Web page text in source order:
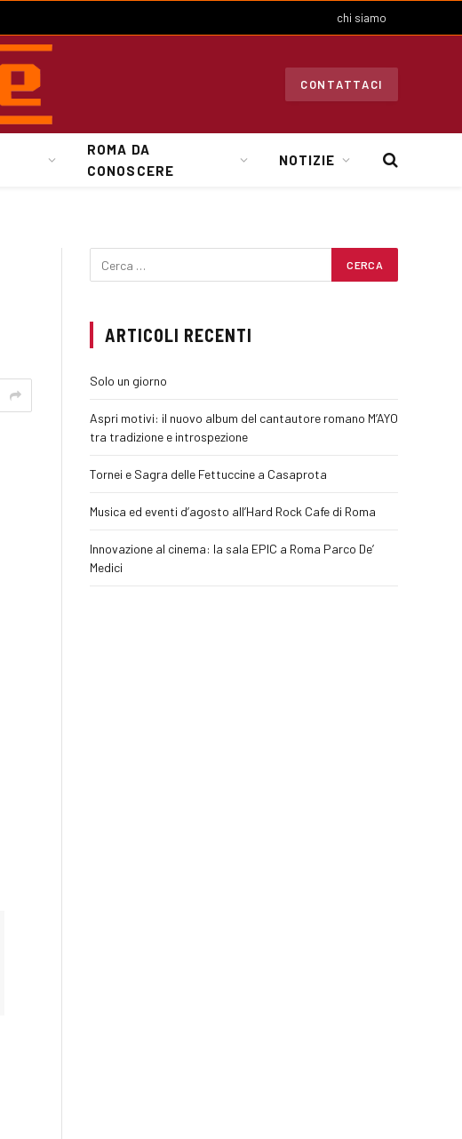
chi siamo
CONTATTACI
ROMA DA
CONOSCERE
NOTIZIE
ARTICOLI RECENTI
Solo un giorno
Aspri motivi: il nuovo album del cantautore romano M’AYO
tra tradizione e introspezione
Tornei e Sagra delle Fettuccine a Casaprota
Musica ed eventi d’agosto all’Hard Rock Cafe di Roma
Innovazione al cinema: la sala EPIC a Roma Parco De’
Medici